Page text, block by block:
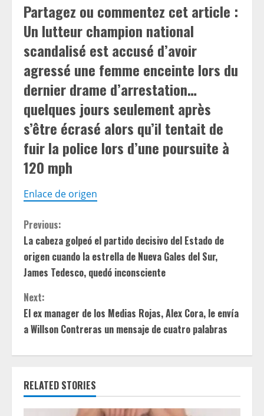
Partagez ou commentez cet article :
Un lutteur champion national
scandalisé est accusé d’avoir
agressé une femme enceinte lors du
dernier drame d’arrestation…
quelques jours seulement après
s’être écrasé alors qu’il tentait de
fuir la police lors d’une poursuite à
120 mph
Enlace de origen
C
o
n
t
i
n
u
e
Previous:
La cabeza golpeó el partido decisivo del Estado de
origen cuando la estrella de Nueva Gales del Sur,
James Tedesco, quedó inconsciente
Next:
El ex manager de los Medias Rojas, Alex Cora, le envía
a Willson Contreras un mensaje de cuatro palabras
RELATED STORIES